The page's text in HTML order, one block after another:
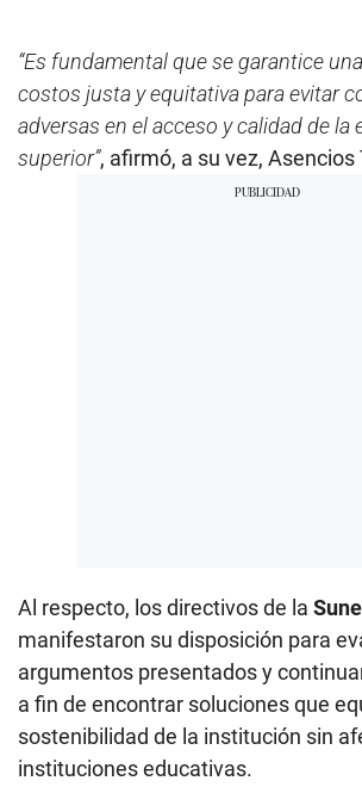
“Es fundamental que se garantice
costos justa y equitativa para evitar
adversas en el acceso y calidad de la
superior”, afirmó, a su vez, Asencios
Al respecto, los directivos de la
manifestaron su disposición para
argumentos presentados y
a fin de encontrar soluciones que
sostenibilidad de la institución sin
instituciones educativas.